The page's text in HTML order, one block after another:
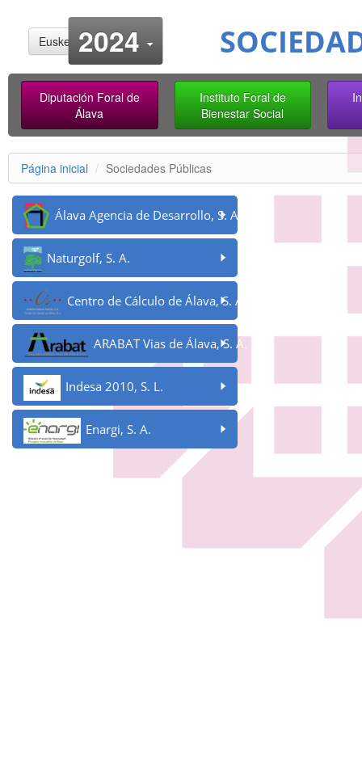
Euskera2024Cambiar año
Diputación Foral de
Álava
Instituto Foral de
Bienestar Social
Página inicial Sociedades Públicas
Álava Agencia de Desarrollo, S. A.
Naturgolf, S. A.
Centro de Cálculo de Álava, S. A.
ARABAT Vias de Álava, S. A.
Indesa 2010, S. L.
Enargi, S. A.